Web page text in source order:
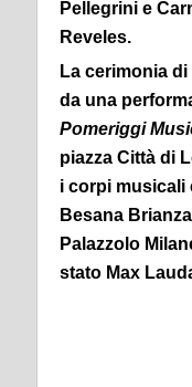
Pellegrini e
Reveles.
La cerimonia
da una
Pomeriggi
piazza Città di
i corpi musicali
Besana
Palazzolo
stato Max